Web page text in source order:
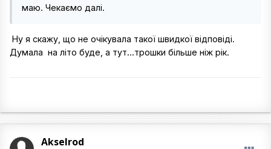
маю. Чекаємо далі.
Ну я скажу, що не очікувала такої швидкої відповіді.
Думала на літо буде, а тут...трошки більше ніж рік.
Akselrod